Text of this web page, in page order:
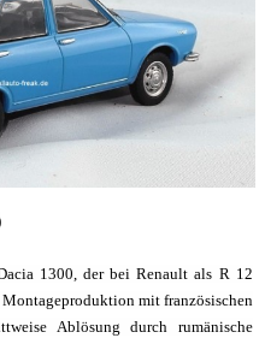
1300, der bei Renault als R 12
mit französischen
Ablösung durch rumänische